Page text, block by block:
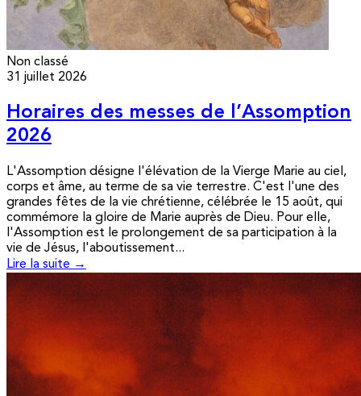
Non classé
31 juillet 2026
Horaires des messes de l’Assomption
2026
L'Assomption désigne l'élévation de la Vierge Marie au ciel,
corps et âme, au terme de sa vie terrestre. C'est l'une des
grandes fêtes de la vie chrétienne, célébrée le 15 août, qui
commémore la gloire de Marie auprès de Dieu. Pour elle,
l'Assomption est le prolongement de sa participation à la
vie de Jésus, l'aboutissement...
Lire la suite →